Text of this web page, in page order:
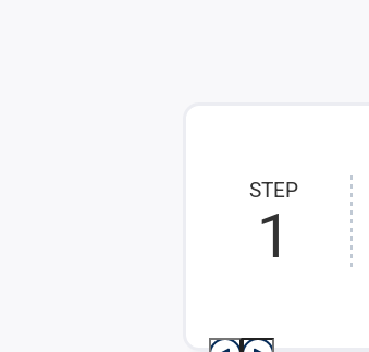
STEP
1